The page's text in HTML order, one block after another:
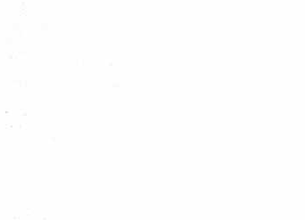
en spannende activiteiten waarmee meiden en